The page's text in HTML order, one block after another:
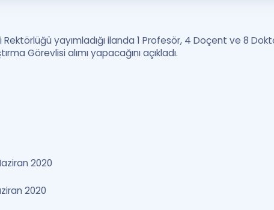
Rektörlüğü yayımladığı ilanda 1 Profesör, 4 Doçent ve 8
Görevlisi alımı yapacağını açıkladı.
2020
2020